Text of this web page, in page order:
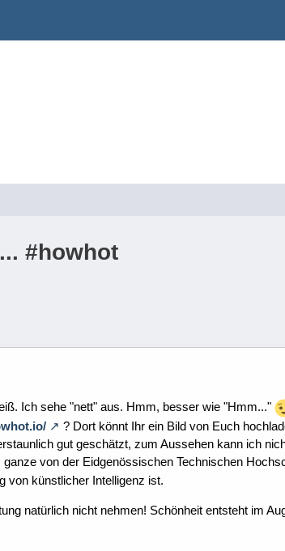
#howhot
Ich sehe "nett" aus. Hmm, besser wie "Hmm..."
? Dort könnt Ihr ein Bild von Euch
gut geschätzt, zum Aussehen kann ich
von der Eidgenössischen Technischen
von künstlicher Intelligenz ist.
natürlich nicht nehmen! Schönheit entsteht im